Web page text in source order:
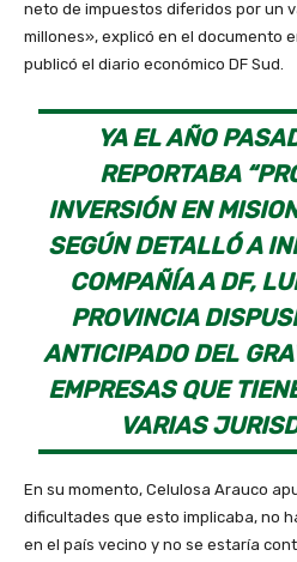
neto de impuestos diferidos por un
millones», explicó en el documento
publicó el diario económico DF Sud.
YA EL AÑO
REPORTABA
INVERSIÓN EN
SEGÚN DETALLÓ A
COMPAÑÍA A DF,
PROVINCIA
ANTICIPADO DEL
EMPRESAS QUE
VARIAS
En su momento, Celulosa Arauco
dificultades que esto implicaba, no
en el país vecino y no se estaría